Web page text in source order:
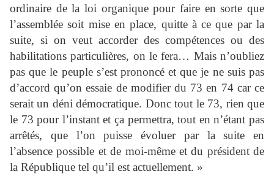
ordinaire de la loi organique pour faire en sorte que
l’assemblée soit mise en place, quitte à ce que par la
suite, si on veut accorder des compétences ou des
habilitations particulières, on le fera… Mais n’oubliez
pas que le peuple s’est prononcé et que je ne suis pas
d’accord qu’on essaie de modifier du 73 en 74 car ce
serait un déni démocratique. Donc tout le 73, rien que
le 73 pour l’instant et ça permettra, tout en n’étant pas
arrêtés, que l’on puisse évoluer par la suite en
l’absence possible et de moi-même et du président de
la République tel qu’il est actuellement. »